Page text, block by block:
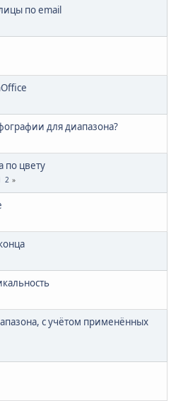
по email
для диапазона?
по цвету
2
с учётом применённых